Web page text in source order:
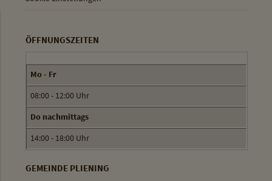
ÖFFNUNGSZEITEN
Mo - Fr
08:00 - 12:00 Uhr
Do nachmittags
14:00 - 18:00 Uhr
GEMEINDE PLIENING